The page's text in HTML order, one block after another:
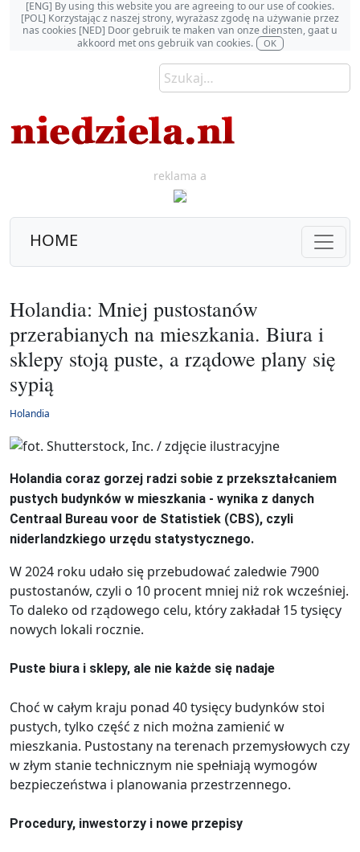
[ENG] By using this website you are agreeing to our use of cookies.
[POL] Korzystając z naszej strony, wyrażasz zgodę na używanie przez
nas cookies [NED] Door gebruik te maken van onze diensten, gaat u
akkoord met ons gebruik van cookies.
OK
reklama a
HOME
Holandia: Mniej pustostanów
przerabianych na mieszkania. Biura i
sklepy stoją puste, a rządowe plany się
sypią
Holandia
Holandia coraz gorzej radzi sobie z przekształcaniem
pustych budynków w mieszkania - wynika z danych
Centraal Bureau voor de Statistiek (CBS), czyli
niderlandzkiego urzędu statystycznego.
W 2024 roku udało się przebudować zaledwie 7900
pustostanów, czyli o 10 procent mniej niż rok wcześniej.
To daleko od rządowego celu, który zakładał 15 tysięcy
nowych lokali rocznie.
Puste biura i sklepy, ale nie każde się nadaje
Choć w całym kraju ponad 40 tysięcy budynków stoi
pustych, tylko część z nich można zamienić w
mieszkania. Pustostany na terenach przemysłowych czy
w złym stanie technicznym nie spełniają wymogów
bezpieczeństwa i planowania przestrzennego.
Procedury, inwestorzy i nowe przepisy